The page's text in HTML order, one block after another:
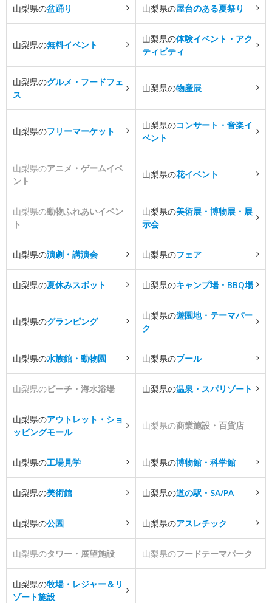
山梨県の盆踊り 山梨県の屋台のある夏祭り
山梨県の無料イベント
山梨県の体験イベント・アク
ティビティ
山梨県のグルメ・フードフェ
ス
山梨県の物産展
山梨県のフリーマーケット
山梨県のコンサート・音楽イ
ベント
山梨県のアニメ・ゲームイベ
ント
山梨県の花イベント
山梨県の動物ふれあいイベン
ト
山梨県の美術展・博物展・展
示会
山梨県の演劇・講演会 山梨県のフェア
山梨県の夏休みスポット 山梨県のキャンプ場・BBQ場
山梨県のグランピング
山梨県の遊園地・テーマパー
ク
山梨県の水族館・動物園 山梨県のプール
山梨県のビーチ・海水浴場 山梨県の温泉・スパリゾート
山梨県のアウトレット・ショ
ッピングモール
山梨県の商業施設・百貨店
山梨県の工場見学 山梨県の博物館・科学館
山梨県の美術館 山梨県の道の駅・SA/PA
山梨県の公園 山梨県のアスレチック
山梨県のタワー・展望施設 山梨県のフードテーマパーク
山梨県の牧場・レジャー＆リ
ゾート施設